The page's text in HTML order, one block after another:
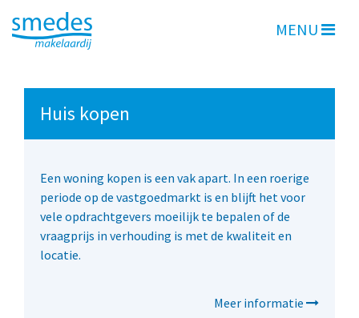
MENU
Huis kopen
Een woning kopen is een vak apart. In een roerige
periode op de vastgoedmarkt is en blijft het voor
vele opdrachtgevers moeilijk te bepalen of de
vraagprijs in verhouding is met de kwaliteit en
locatie.
Meer informatie